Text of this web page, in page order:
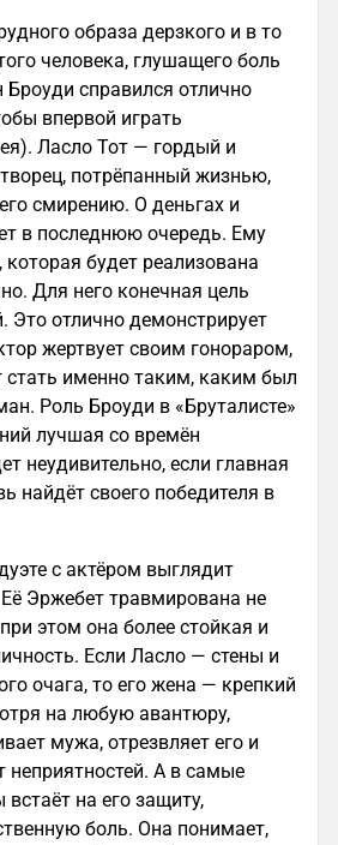
образа дерзкого и в то
человека, глушащего боль
справился отлично
впервой играть
Ласло Тот — гордый и
потрёпанный жизнью,
смирению. О деньгах и
в последнюю очередь. Ему
будет реализована
Для него конечная цель
Это отлично демонстрирует
жертвует своим гонораром,
стать именно таким, каким был
Роль Броуди в «Бруталисте»
лучшая со времён
неудивительно, если главная
найдёт своего победителя в
с актёром выглядит
Эржебет травмирована не
этом она более стойкая и
Если Ласло — стены и
очага, то его жена — крепкий
на любую авантюру,
мужа, отрезвляет его и
неприятностей. А в самые
на его защиту,
боль. Она понимает,